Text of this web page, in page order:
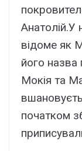
Анатолій.У
відоме як
його назва
Мокія та
початком